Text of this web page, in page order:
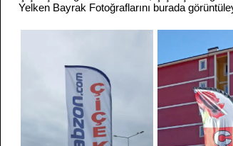
Yelken Bayrak Fotoğraflarını burada